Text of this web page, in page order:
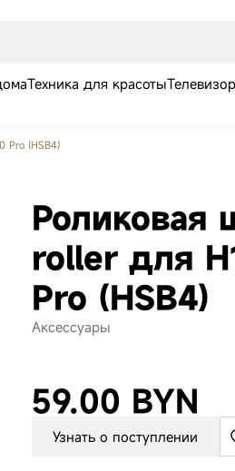
Техника для красоты
Робот-пылесос
Dreame X60
Pro (HSB4)
Роликовая
roller для
Pro (HSB4)
Аксессуары
59.00 BYN
Узнать о поступлении